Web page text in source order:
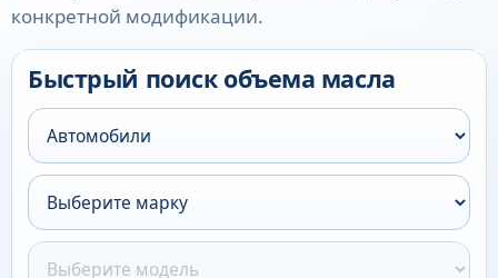
конкретной модификации.
Быстрый поиск объема масла